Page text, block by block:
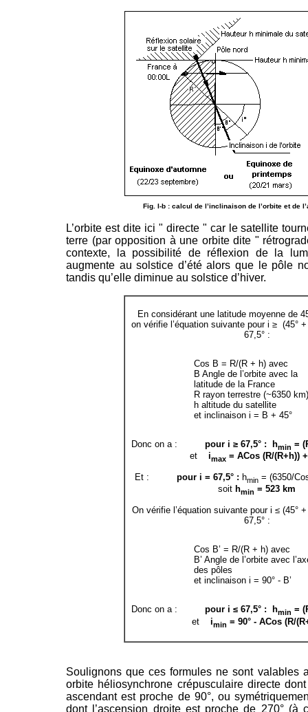
Fig. I-b : calcul de l’inclinaison de l’orbite et de
L’orbite est dite ici " directe " car le satellite
terre (par opposition à une orbite dite "
contexte, la possibilité de réflexion de la
augmente au solstice d’été alors que le pôle
tandis qu’elle diminue au solstice d’hiver.
En considérant une latitude moyenne de
on vérifie l’équation suivante pour i ≥ (45°
67,5° :
Cos B = R/(R + h) avec
B Angle de l’orbite avec la
latitude de la France
R rayon terrestre (~6350 km)
h altitude du satellite
et inclinaison i = B + 45°
Donc on a : pour i ≥ 67,5° : hmin =
et imax = ACos (R/(R+h))
Et : pour i = 67,5° : hmin = (6350/
soit hmin = 523 km
On vérifie l’équation suivante pour i ≤ (45°
67,5° :
Cos B’ = R/(R + h) avec
B’ Angle de l’orbite avec
des pôles
et inclinaison i = 90° - B’
Donc on a : pour i ≤ 67,5° : hmin =
et imin = 90° - ACos (R/
Soulignons que ces formules ne sont valables
orbite héliosynchrone crépusculaire directe
ascendant est proche de 90°, ou
dont l’ascension droite est proche de 270° (à